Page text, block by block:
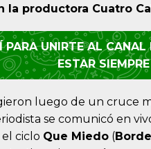
la productora Cuatro
PARA UNIRTE AL
ESTAR
luego de un cruce
se comunicó en
ciclo Que Miedo (